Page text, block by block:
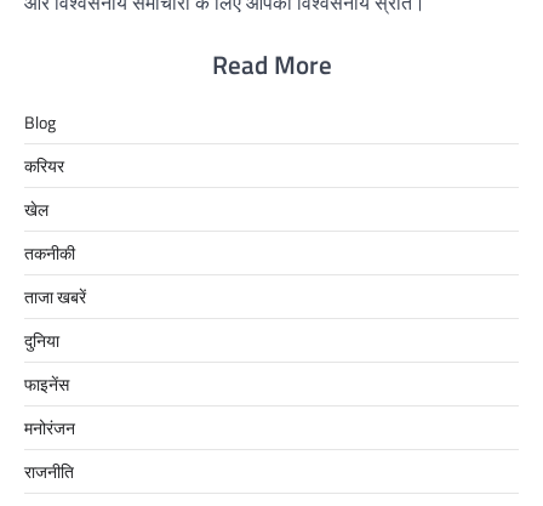
Read More
Blog
करियर
खेल
तकनीकी
ताजा खबरें
दुनिया
फाइनेंस
मनोरंजन
राजनीति